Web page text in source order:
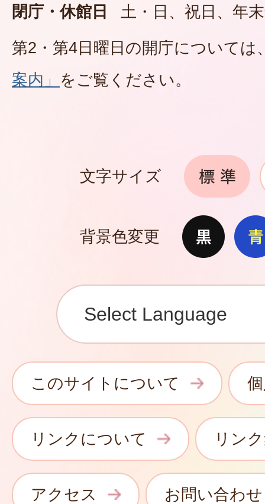
閉庁・休館日
土・日、祝日、年
第2・第4日曜日の開庁については
案内」 をご覧ください。
文字サイズ
背景色変更
このサイトについて
リンクについて リン
アクセス お問い合わせ